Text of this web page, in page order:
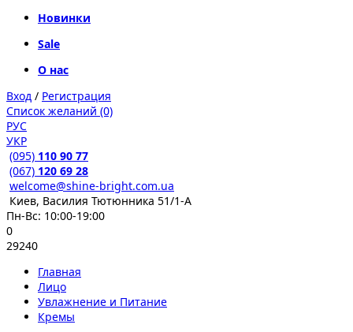
Новинки
Sale
О нас
Вход / Регистрация
Список желаний (0)
РУС
УКР
(095) 110 90 77
(067) 120 69 28
welcome@shine-bright.com.ua
Киев, Василия Тютюнника 51/1-А
Пн-Вс: 10:00-19:00
0
29240
Главная
Лицо
Увлажнение и Питание
Кремы